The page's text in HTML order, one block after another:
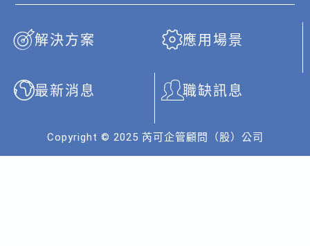
e
b
o
k
t
u
b
k
解決方案 應用場景
最新消息 職缺訊息
Copyright © 2025 芮可企管顧問（股）公司